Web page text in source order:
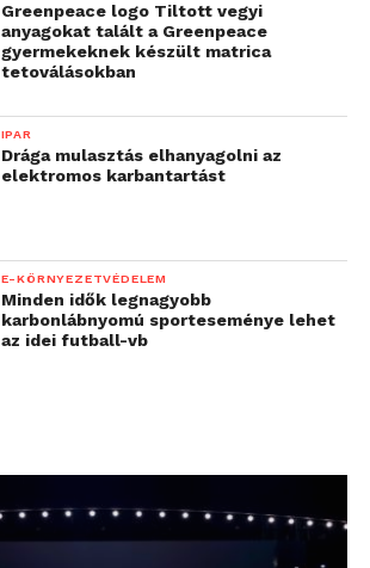
Greenpeace logo Tiltott vegyi
anyagokat talált a Greenpeace
gyermekeknek készült matrica
tetoválásokban
IPAR
Drága mulasztás elhanyagolni az
elektromos karbantartást
E-KÖRNYEZETVÉDELEM
Minden idők legnagyobb
karbonlábnyomú sporteseménye lehet
az idei futball-vb